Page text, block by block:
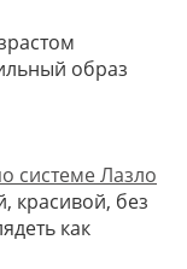
образ
системе Лазло
красивой, без
как